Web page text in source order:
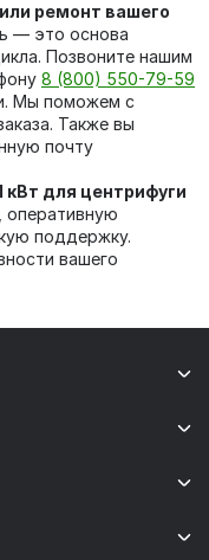
ремонт вашего
— это основа
Позвоните нашим
8 (800) 550-79-59
Мы поможем с
Также вы
почту
кВт для центрифуги
оперативную
поддержку.
вашего